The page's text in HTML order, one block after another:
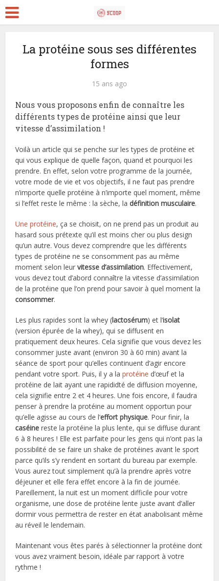
La protéine sous ses différentes
formes
15 ans ago
Nous vous proposons enfin de connaître les
différents types de protéine ainsi que leur
vitesse d’assimilation !
Voilà un article qui se penche sur les types de protéine et
qui vous explique de quelle façon, quand et pourquoi les
prendre. En effet, selon votre programme de la journée,
votre mode de vie et vos objectifs, il ne faut pas prendre
n’importe quelle protéine à n’importe quel moment, même
si l’effet reste le même : la sèche, ladéfinition musculaire.
Une protéine, ça se choisit, on ne prend pas un produit au
hasard sous prétexte qu’il est moins cher ou plus design
qu’un autre. Vous devez comprendre que les différents
types de protéine ne se consomment pas au même
moment selon leurvitesse d’assimilation. Effectivement,
vous devez tout d’abord connaître la vitesse d’assimilation
de la protéine que l’on prend pour savoir à quel moment la
consommer.
Les plus rapides sont la whey (lactosérum) et l’isolat
(version épurée de la whey), qui se diffusent en
pratiquement deux heures. Cela signifie que vous devez les
consommer juste avant (environ 30 à 60 min) avant la
séance de sport pour qu’elles continuent d’agir encore
pendant votre sport. Puis, il y a laprotéine d’œuf et la
protéine de lait ayant une rapididté de diffusion moyenne,
cela signifie entre 2 et 4 heures. Une fois encore, il faudra
penser à prendre la protéine au moment opportun pour
qu’elle agisse au cours de l’effort physique. Pour finir, la
caséine reste la protéine la plus lente, qui se diffuse durant
6 à 8 heures ! Elle est parfaite pour les gens qui n’ont pas la
possibilité de se faire un shake de protéines avant le sport
parce qu’ils s’y rendent en sortant du bureau par exemple.
Vous aurez tout simplement qu’à la prendre après votre
déjeuner et elle fera effet encore à la fin de journée.
Pareillement, la nuit est un moment difficile pour votre
organisme, une dose de protéine lente juste avant d’aller
dormir vous permettra de rester en état anabolisant même
au réveil le lendemain.
Maintenant vous êtes parés à sélectionner la protéine dont
vous avez vraiment besoin, idéale par rapport à votre
rythme !